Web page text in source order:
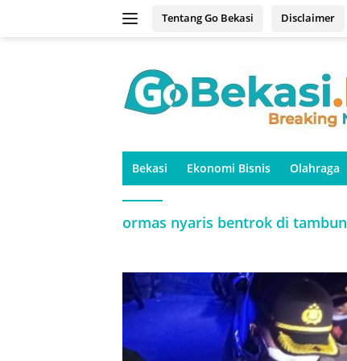
Tentang Go Bekasi Disclaimer
Bekasi Ekonomi Bisnis Olahraga
ormas nyaris bentrok di tambun